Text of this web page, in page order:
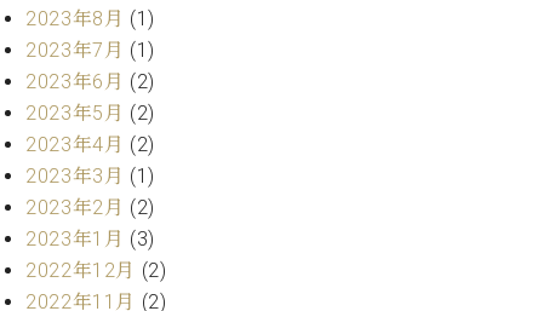
ー
ト
ッ
プ
ラ
イ
ト
ピ
ア
ノ
ご
愛
用
者
声
室
展
示
情
ホー
ル・
スタ
ジオ
レン
タル
2023年8月 (1)
2023年7月 (1)
2023年6月 (2)
2023年5月 (2)
2023年4月 (2)
2023年3月 (1)
2023年2月 (2)
2023年1月 (3)
2022年12月 (2)
2022年11月 (2)